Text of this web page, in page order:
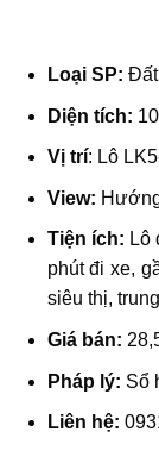
Loại SP: Đất
Diện tích:
Vị trí: Lô
View:
Tiện ích: Lô
phút đi xe,
siêu thị,
Giá bán:
Pháp lý: Sổ
Liên hệ: